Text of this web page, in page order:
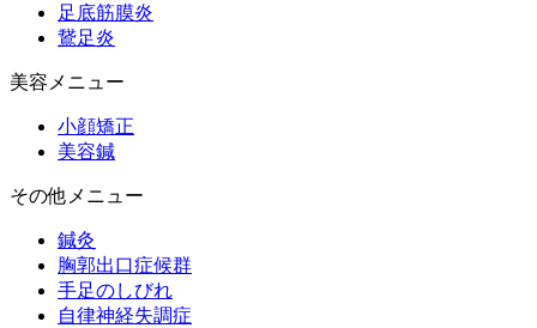
足底筋膜炎
鵞足炎
美容メニュー
小顔矯正
美容鍼
その他メニュー
鍼灸
胸郭出口症候群
手足のしびれ
自律神経失調症